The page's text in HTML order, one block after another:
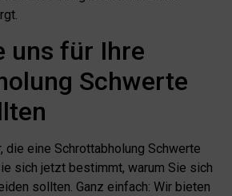
uns für Ihre
Schwerte
die eine Schrottabholung Schwerte
sich jetzt bestimmt, warum Sie sich
sollten. Ganz einfach: Wir bieten